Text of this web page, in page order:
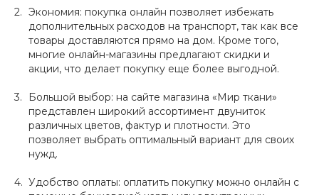
Экономия: покупка онлайн позволяет избежать
дополнительных расходов на транспорт, так как все
товары доставляются прямо на дом. Кроме того,
многие онлайн-магазины предлагают скидки и
акции, что делает покупку еще более выгодной.
Большой выбор: на сайте магазина «Мир ткани»
представлен широкий ассортимент двуниток
различных цветов, фактур и плотности. Это
позволяет выбрать оптимальный вариант для своих
нужд.
Удобство оплаты: оплатить покупку можно онлайн с